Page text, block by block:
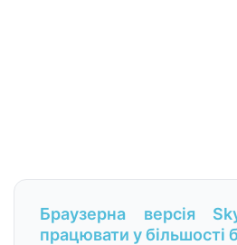
Браузерна версія
працювати у більшості